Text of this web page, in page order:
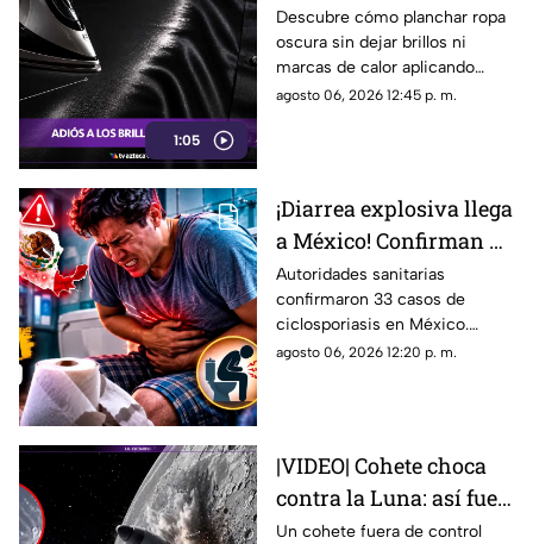
1:05
planchar? El método de
vapor para proteger tus
prendas
Descubre cómo planchar ropa
oscura sin dejar brillos ni
marcas de calor aplicando
vapor a distancia y usando la
agosto 06, 2026 12:45 p. m.
¡Diarrea explosiva llega
a México! Confirman 33
casos en el país: Lista
de estados afectados
Autoridades sanitarias
confirmaron 33 casos de
ciclosporiasis en México.
Conoce los casos, los
agosto 06, 2026 12:20 p. m.
|VIDEO| Cohete choca
contra la Luna: así fue
el instante exacto del
Un cohete fuera de control